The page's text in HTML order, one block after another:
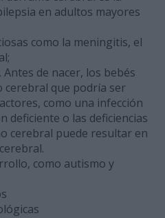
en adultos mayores
como la meningitis, el
de nacer, los bebés
cerebral que podría ser
como una infección
deficiente o las deficiencias
cerebral puede resultar en
como autismo y